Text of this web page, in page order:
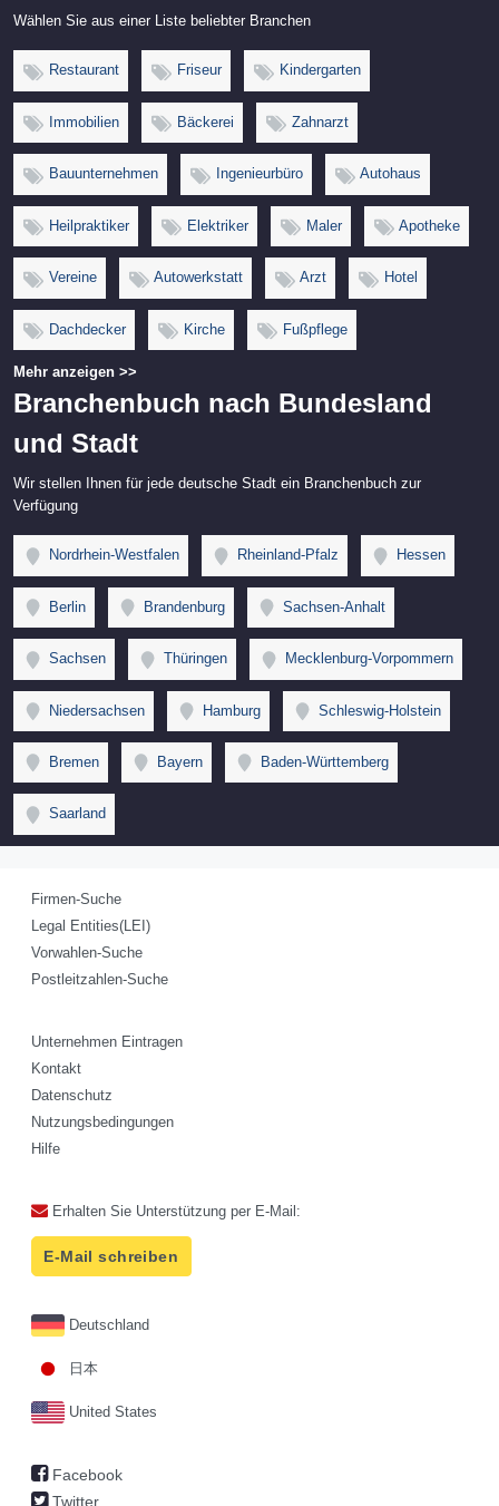
Wählen Sie aus einer Liste beliebter Branchen
Restaurant Friseur Kindergarten
Immobilien Bäckerei Zahnarzt
Bauunternehmen Ingenieurbüro Autohaus
Heilpraktiker Elektriker Maler Apotheke
Vereine Autowerkstatt Arzt Hotel
Dachdecker Kirche Fußpflege
Mehr anzeigen >>
Branchenbuch nach Bundesland
und Stadt
Wir stellen Ihnen für jede deutsche Stadt ein Branchenbuch zur
Verfügung
Nordrhein-Westfalen Rheinland-Pfalz Hessen
Berlin Brandenburg Sachsen-Anhalt
Sachsen Thüringen Mecklenburg-Vorpommern
Niedersachsen Hamburg Schleswig-Holstein
Bremen Bayern Baden-Württemberg
Saarland
Firmen-Suche
Legal Entities(LEI)
Vorwahlen-Suche
Postleitzahlen-Suche
Unternehmen Eintragen
Kontakt
Datenschutz
Nutzungsbedingungen
Hilfe
Erhalten Sie Unterstützung per E-Mail:
E-Mail schreiben
Deutschland
日本
United States
Facebook
Twitter